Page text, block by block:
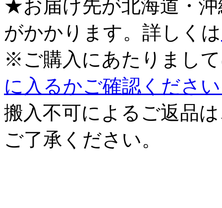
★お届け先が北海道・
がかかります。詳しくは
※ご購入にあたりまし
に入るかご確認くださ
搬入不可によるご返品
ご了承ください。